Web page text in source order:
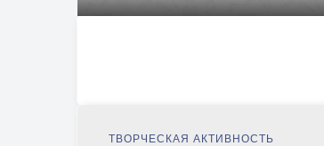
ТВОРЧЕСКАЯ АКТИВНОСТЬ